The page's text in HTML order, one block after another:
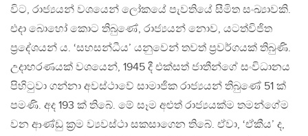
විට, රාජ්‍යයන් වශයෙන් ලෝකයේ පැවතියේ සීමිත සංඛ්‍යාවකි.
එදා බොහෝ කොට තිබුණේ, රාජ්‍යයන් නොව, යටත්විජිත
ප‍්‍රදේශයන් ය. ‘සහසන්ධීය’ යනුවෙන් තවත් ප‍්‍රවර්ගයක් තිබුණි.
උදාහරණයක් වශයෙන්, 1945 දී එක්සත් ජාතීන්ගේ සංවිධානය
පිහිටුවා ගන්නා අවස්ථාවේ සාමාජික රාජ්‍යයන් තිබුණේ 51 ක්
පමණි. අද 193 ක් තිබේ. මේ සෑම අළුත් රාජ්‍යයක්ම තමන්ගේම
වන ආණ්ඩු ක‍්‍රම ව්‍යවස්ථා සකසාගෙන තිබේ. ඒවා, ‘ඒකීය’ ද,